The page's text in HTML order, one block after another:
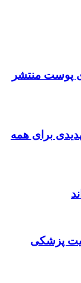
پوست منتشر
برای همه
پزشکی